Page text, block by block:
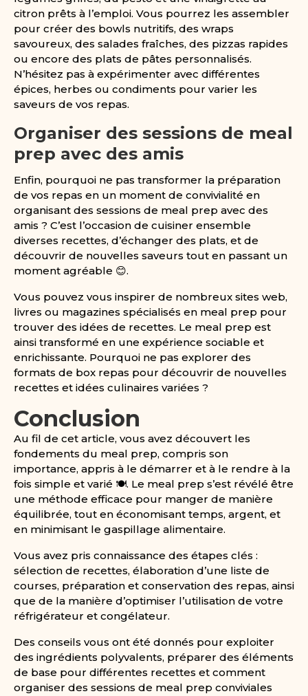
citron prêts à l’emploi. Vous pourrez les assembler
pour créer des bowls nutritifs, des wraps
savoureux, des salades fraîches, des pizzas rapides
ou encore des plats de pâtes personnalisés.
N’hésitez pas à expérimenter avec différentes
épices, herbes ou condiments pour varier les
saveurs de vos repas.
Organiser des sessions de meal
prep avec des amis
Enfin, pourquoi ne pas transformer la préparation
de vos repas en un moment de convivialité en
organisant des sessions de meal prep avec des
amis ? C’est l’occasion de cuisiner ensemble
diverses recettes, d’échanger des plats, et de
découvrir de nouvelles saveurs tout en passant un
moment agréable 😊.
Vous pouvez vous inspirer de nombreux sites web,
livres ou magazines spécialisés en meal prep pour
trouver des idées de recettes. Le meal prep est
ainsi transformé en une expérience sociable et
enrichissante. Pourquoi ne pas explorer des
formats de box repas pour découvrir de nouvelles
recettes et idées culinaires variées ?
Conclusion
Au fil de cet article, vous avez découvert les
fondements du meal prep, compris son
importance, appris à le démarrer et à le rendre à la
fois simple et varié 🍽️. Le meal prep s’est révélé être
une méthode efficace pour manger de manière
équilibrée, tout en économisant temps, argent, et
en minimisant le gaspillage alimentaire.
Vous avez pris connaissance des étapes clés :
sélection de recettes, élaboration d’une liste de
courses, préparation et conservation des repas, ainsi
que de la manière d’optimiser l’utilisation de votre
réfrigérateur et congélateur.
Des conseils vous ont été donnés pour exploiter
des ingrédients polyvalents, préparer des éléments
de base pour différentes recettes et comment
organiser des sessions de meal prep conviviales